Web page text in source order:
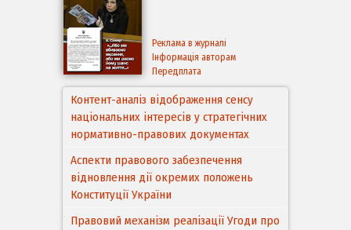
Реклама в журналі
Інформація авторам
Передплата
Контент-аналіз відображення сенсу
національних інтересів у стратегічних
нормативно-правових документах
Аспекти правового забезпечення
відновлення дії окремих положень
Конституції України
Правовий механізм реалізації Угоди про